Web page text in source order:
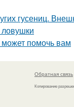
гусениц.
может помочь вам
Обратная связь
Копирование